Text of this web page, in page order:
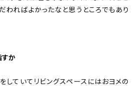
わればよかったなと思うところでもあり
すか
していてリビングスペースにはおヨメの